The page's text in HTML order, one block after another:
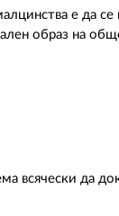
е да се
образ на
всячески да